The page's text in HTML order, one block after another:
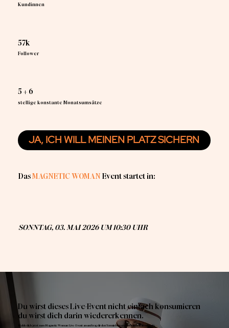
Kundinnen
57k
Follower
5 + 6
stellige konstante Monatsumsätze
JA, ICH WILL MEINEN PLATZ SICHERN
DasMAGNETIC WOMAN Event startet in:
SONNTAG, 03. MAI 2026 UM 10:30 UHR
Du wirst dieses Live-Event nicht einfach konsumieren
du wirst dich darin wiedererkennen.
Melde dich jetzt zum Magnetic Woman Live-Event an und trag dir den Termin bewusst in deinen Kalender ein.